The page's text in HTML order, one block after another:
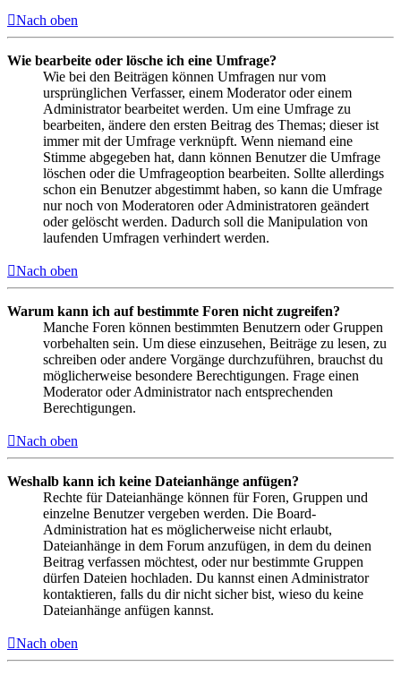
Nach oben
Wie bearbeite oder lösche ich eine Umfrage?
Wie bei den Beiträgen können Umfragen nur vom
ursprünglichen Verfasser, einem Moderator oder einem
Administrator bearbeitet werden. Um eine Umfrage zu
bearbeiten, ändere den ersten Beitrag des Themas; dieser ist
immer mit der Umfrage verknüpft. Wenn niemand eine
Stimme abgegeben hat, dann können Benutzer die Umfrage
löschen oder die Umfrageoption bearbeiten. Sollte allerdings
schon ein Benutzer abgestimmt haben, so kann die Umfrage
nur noch von Moderatoren oder Administratoren geändert
oder gelöscht werden. Dadurch soll die Manipulation von
laufenden Umfragen verhindert werden.
Nach oben
Warum kann ich auf bestimmte Foren nicht zugreifen?
Manche Foren können bestimmten Benutzern oder Gruppen
vorbehalten sein. Um diese einzusehen, Beiträge zu lesen, zu
schreiben oder andere Vorgänge durchzuführen, brauchst du
möglicherweise besondere Berechtigungen. Frage einen
Moderator oder Administrator nach entsprechenden
Berechtigungen.
Nach oben
Weshalb kann ich keine Dateianhänge anfügen?
Rechte für Dateianhänge können für Foren, Gruppen und
einzelne Benutzer vergeben werden. Die Board-
Administration hat es möglicherweise nicht erlaubt,
Dateianhänge in dem Forum anzufügen, in dem du deinen
Beitrag verfassen möchtest, oder nur bestimmte Gruppen
dürfen Dateien hochladen. Du kannst einen Administrator
kontaktieren, falls du dir nicht sicher bist, wieso du keine
Dateianhänge anfügen kannst.
Nach oben